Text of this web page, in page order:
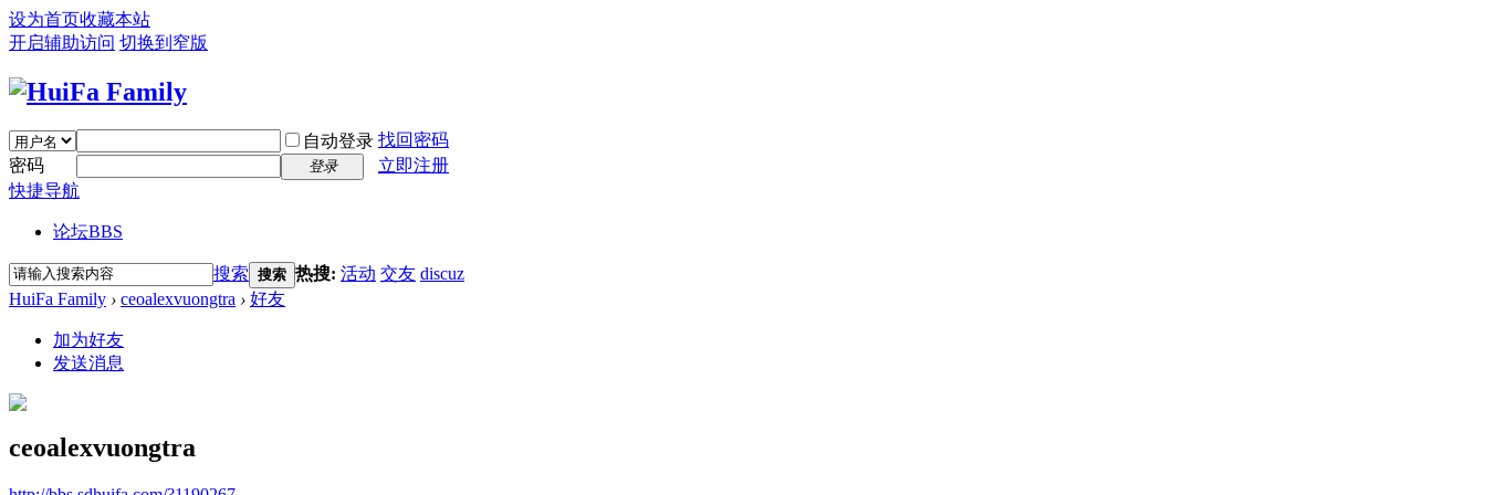
设为首页收藏本站
开启辅助访问 切换到窄版
自动登录 找回密码
密码
登录
立即注册
快捷导航
论坛BBS
搜索 搜索 热搜: 活动 交友 discuz
HuiFa Family › ceoalexvuongtra › 好友
加为好友
发送消息
ceoalexvuongtra